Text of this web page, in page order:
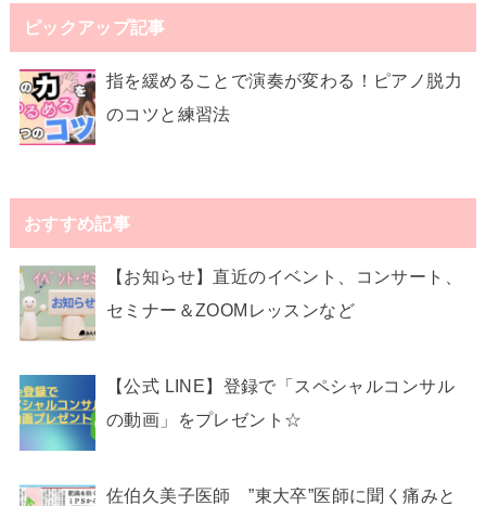
ピックアップ記事
指を緩めることで演奏が変わる！ピアノ脱力
のコツと練習法
おすすめ記事
【お知らせ】直近のイベント、コンサート、
セミナー＆ZOOMレッスンなど
【公式 LINE】登録で「スペシャルコンサル
の動画」をプレゼント☆
佐伯久美子医師 ”東大卒”医師に聞く痛みと